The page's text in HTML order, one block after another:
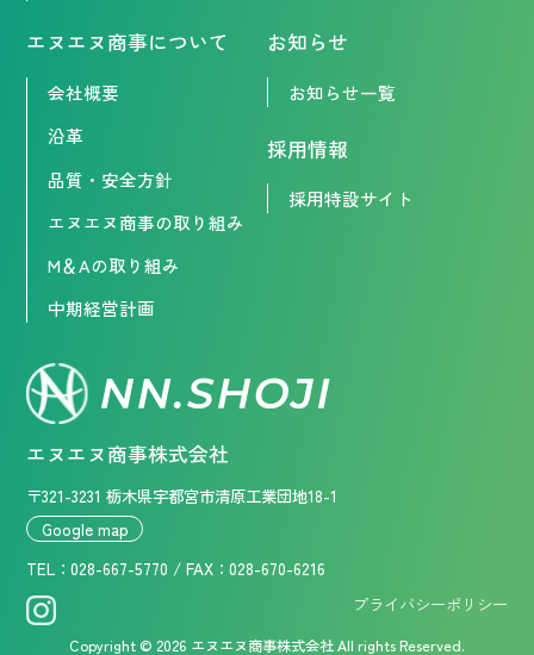
028-667-5770
エヌエヌ商事について
会社概要
沿革
品質・安全方針
エヌエヌ商事の取り組み
M＆Aの取り組み
中期経営計画
お知らせ
お知らせ一覧
採用情報
採用特設サイト
エヌエヌ商事株式会社
〒321-3231 栃木県宇都宮市清原工業団地18-1
Google map
TEL：028-667-5770 / FAX：028-670-6216
プライバシーポリシー
Copyright © 2026 エヌエヌ商事株式会社 All rights Reserved.